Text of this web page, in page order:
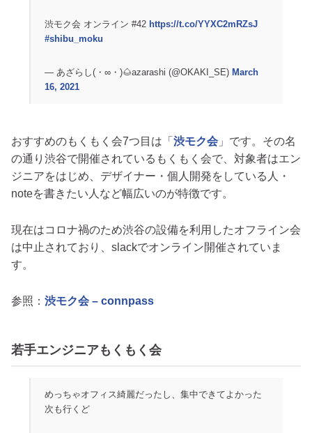
渋モク会 オンライン #42 https://t.co/YYXC2mRZsJ
#shibu_moku
— あざらし(・∞・)🌰azarashi (@OKAKI_SE) March
16, 2021
おすすめのもくもく会7つ目は「 渋モク会 」です。その名
の通り渋谷で開催されているもくもく会で、対象者はエン
ジニアをはじめ、デザイナー・個人開発をしている人・
noteを書きたい人など幅広いのが特徴です。
現在はコロナ禍のため渋谷の設備を利用したオフライン会
は中止されており、slackでオンライン開催されていま
す。
参照： 渋モク会 – connpass
若手エンジニアもくもく会
めっちゃオフィス綺麗だったし、集中できてよかった
次も行くど